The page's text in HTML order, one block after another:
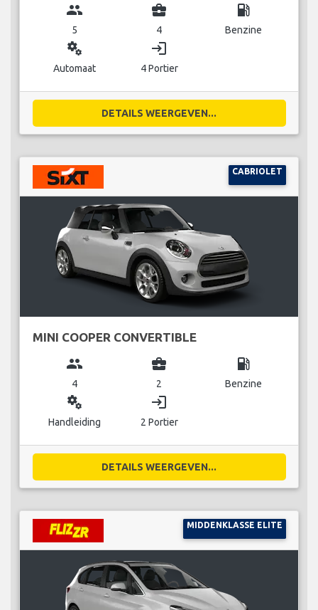
group
5
business_center
4
local_gas_station
Benzine
miscellaneous_services
Automaat
login
4 Portier
DETAILS WEERGEVEN...
CABRIOLET
MINI COOPER CONVERTIBLE
group
4
business_center
2
local_gas_station
Benzine
miscellaneous_services
Handleiding
login
2 Portier
DETAILS WEERGEVEN...
MIDDENKLASSE ELITE